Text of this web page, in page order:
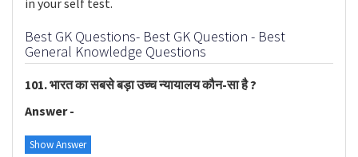
in your self test.
Best GK Questions- Best GK Question - Best
General Knowledge Questions
101. भारत का सबसे बड़ा उच्च न्यायालय कौन-सा है ?
Answer -
Show Answer